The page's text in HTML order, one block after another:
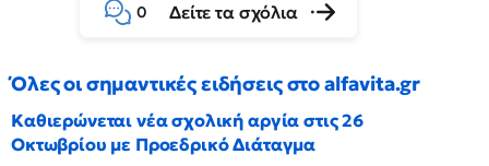
0 Δείτε τα σχόλια
Όλες οι σημαντικές ειδήσεις στο alfavita.gr
Καθιερώνεται νέα σχολική αργία στις 26
Οκτωβρίου με Προεδρικό Διάταγμα